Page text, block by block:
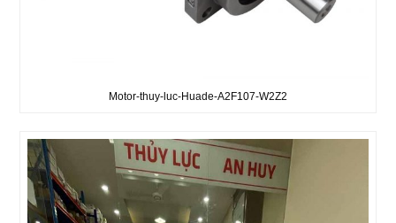
Motor-thuy-luc-Huade-A2F107-W2Z2